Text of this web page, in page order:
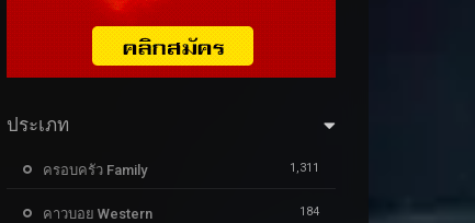
ประเภท
ครอบครัว Family 1,311
คาวบอย Western 184